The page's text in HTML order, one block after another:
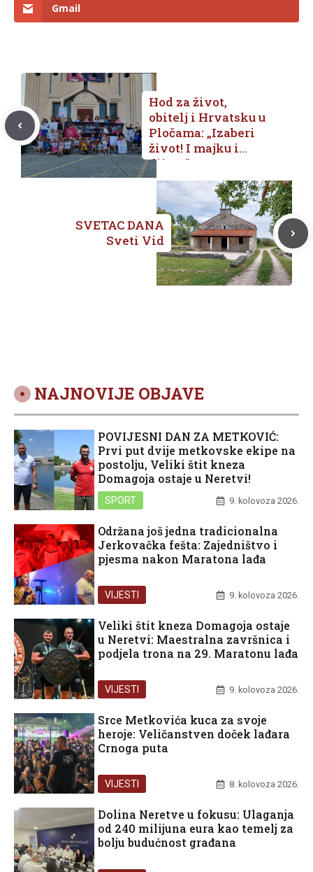
Gmail
Hod za život,
obitelj i Hrvatsku u
Pločama: „Izaberi
život! I majku i
dijete.”
SVETAC DANA
Sveti Vid
NAJNOVIJE OBJAVE
POVIJESNI DAN ZA METKOVIĆ:
Prvi put dvije metkovske ekipe na
postolju, Veliki štit kneza
Domagoja ostaje u Neretvi!
SPORT 9. kolovoza 2026.
Održana još jedna tradicionalna
Jerkovačka fešta: Zajedništvo i
pjesma nakon Maratona lađa
VIJESTI 9. kolovoza 2026.
Veliki štit kneza Domagoja ostaje
u Neretvi: Maestralna završnica i
podjela trona na 29. Maratonu lađa
VIJESTI 9. kolovoza 2026.
Srce Metkovića kuca za svoje
heroje: Veličanstven doček lađara
Crnoga puta
VIJESTI 8. kolovoza 2026.
Dolina Neretve u fokusu: Ulaganja
od 240 milijuna eura kao temelj za
bolju budućnost građana